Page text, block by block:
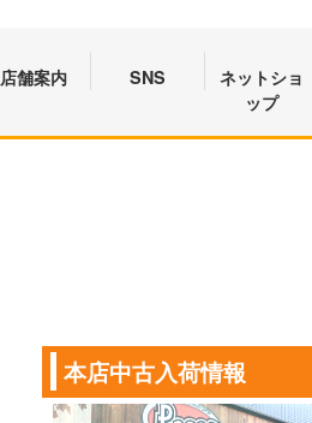
店舗案内 SNS
ネットショ
ップ
本店中古入荷情報